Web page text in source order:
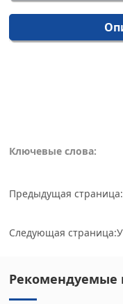
Ключевые слова:
Предыдущая страница:
Следующая страница:
Рекомендуемые